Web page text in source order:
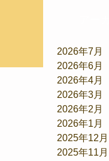
2026年7月
2026年6月
2026年4月
2026年3月
2026年2月
2026年1月
2025年12月
2025年11月